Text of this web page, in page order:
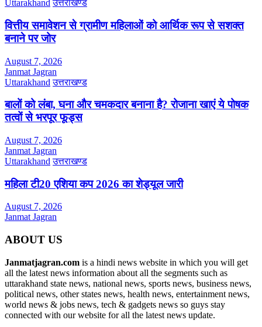
Uttarakhand उत्तराखण्ड
वित्तीय समावेशन से ग्रामीण महिलाओं को आर्थिक रूप से सशक्त
बनाने पर जोर
August 7, 2026
Janmat Jagran
Uttarakhand उत्तराखण्ड
बालों को लंबा, घना और चमकदार बनाना है? रोजाना खाएं ये पोषक
तत्वों से भरपूर फूड्स
August 7, 2026
Janmat Jagran
Uttarakhand उत्तराखण्ड
महिला टी20 एशिया कप 2026 का शेड्यूल जारी
August 7, 2026
Janmat Jagran
ABOUT US
Janmatjagran.com is a hindi news website in which you will get
all the latest news information about all the segments such as
uttarakhand state news, national news, sports news, business news,
political news, other states news, health news, entertainment news,
world news & jobs news, tech & gadgets news so guys stay
connected with our website for all the latest news update.